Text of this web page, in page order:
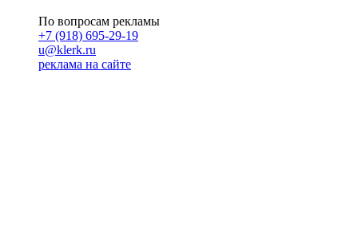
По вопросам рекламы
+7 (918) 695-29-19
u@klerk.ru
реклама на сайте